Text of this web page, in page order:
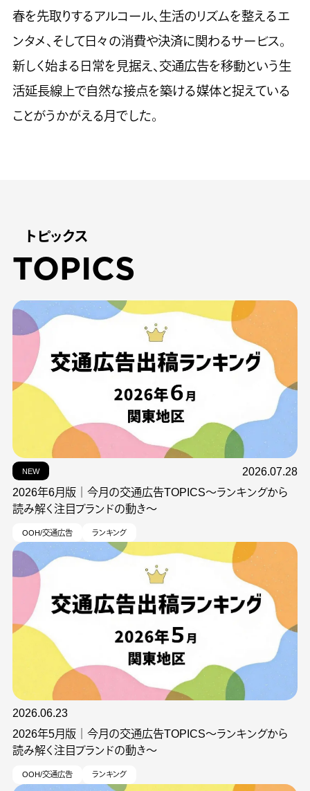
春を先取りするアルコール、生活のリズムを整えるエ
ンタメ、そして日々の消費や決済に関わるサービス。
新しく始まる日常を見据え、交通広告を移動という生
活延長線上で自然な接点を築ける媒体と捉えている
ことがうかがえる月でした。
トピックス
TOPICS
NEW
2026.07.28
2026年6月版｜今月の交通広告TOPICS～ランキングから
読み解く注目ブランドの動き～
OOH/交通広告 ランキング
2026.06.23
2026年5月版｜今月の交通広告TOPICS～ランキングから
読み解く注目ブランドの動き～
OOH/交通広告 ランキング